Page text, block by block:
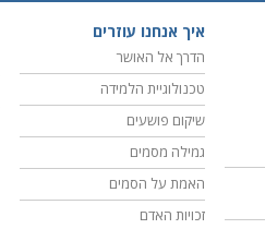
איך אנחנו עוזרים
הדרך אל האושר
טכנולוגיית הלמידה
שיקום פושעים
גמילה מסמים
האמת על הסמים
זכויות האדם